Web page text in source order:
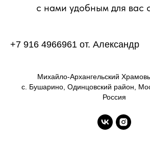
с нами удобным для вас
+7 916 4966961 от. Александр
Михайло-Архангельский
с. Бушарино, Одинцовский район,
Россия